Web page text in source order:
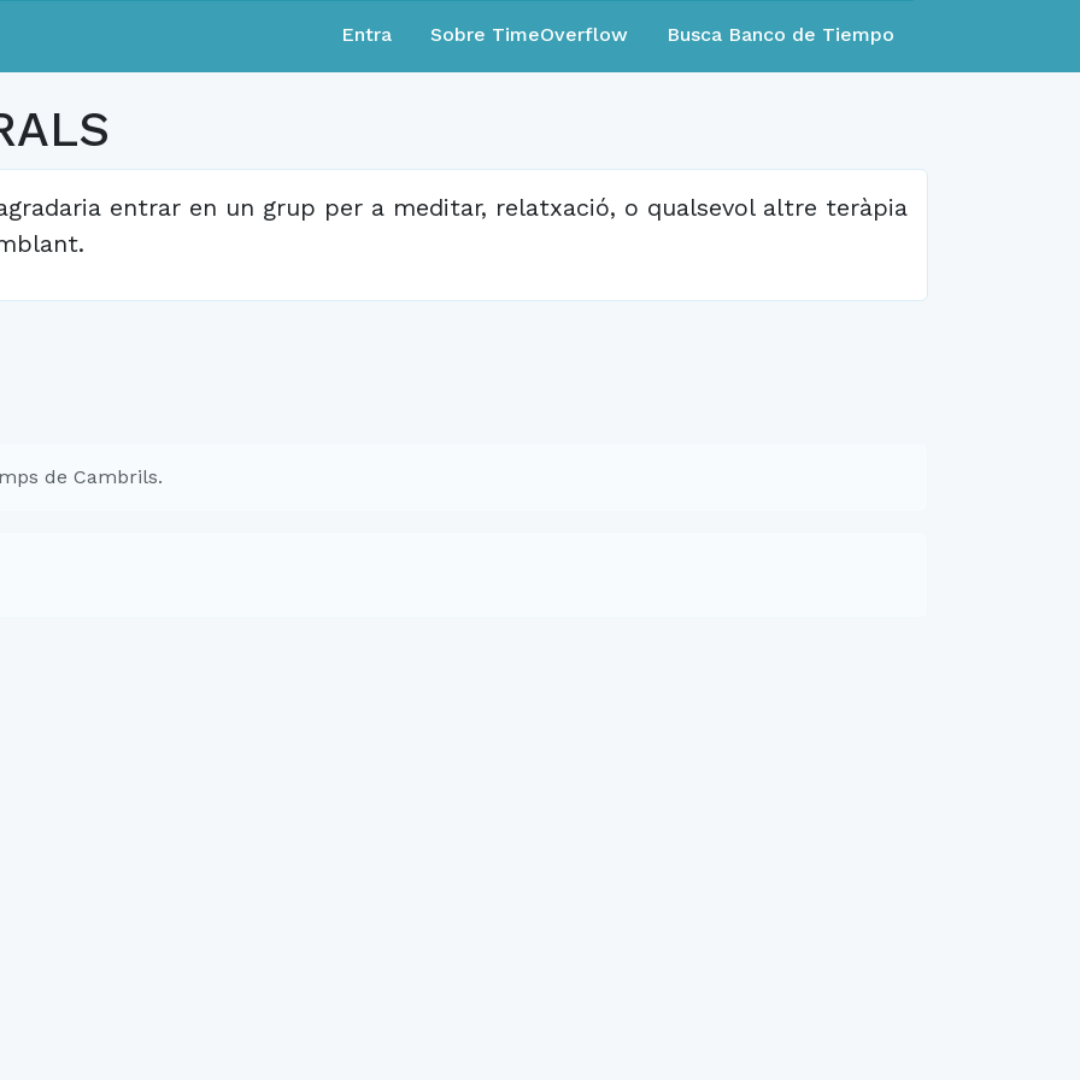
Entra Sobre TimeOverflow Busca Banco de Tiempo
entrar en un grup per a meditar, relatxació, o qualsevol altre teràpia
de Cambrils.